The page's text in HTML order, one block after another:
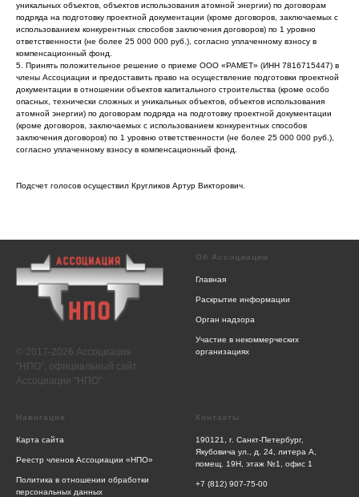
уникальных объектов, объектов использования атомной энергии) по договорам
подряда на подготовку проектной документации (кроме договоров, заключаемых с
использованием конкурентных способов заключения договоров) по 1 уровню
ответственности (не более 25 000 000 руб.), согласно уплаченному взносу в
компенсационный фонд.
5. Принять положительное решение о приеме ООО «РАМЕТ» (ИНН 7816715447) в
члены Ассоциации и предоставить право на осуществление подготовки проектной
документации в отношении объектов капитального строительства (кроме особо
опасных, технически сложных и уникальных объектов, объектов использования
атомной энергии) по договорам подряда на подготовку проектной документации
(кроме договоров, заключаемых с использованием конкурентных способов
заключения договоров) по 1 уровню ответственности (не более 25 000 000 руб.),
согласно уплаченному взносу в компенсационный фонд.
Подсчет голосов осуществил Кругликов Артур Викторович.
© 2017-2026 Ассоциация
"НПО", официальный сайт
Ассоциации "НПО"
Об Ассоциации
Главная
Раскрытие информации
Орган надзора
Участие в некоммерческих
организациях
Навигация
Карта сайта
Реестр членов Ассоциации «НПО»
Политика в отношении обработки
персональных данных
Контакты
190121, г. Санкт-Петербург,
Якубовича ул., д. 24, литера А,
помещ. 19Н, этаж №1, офис 1
+7 (812) 907-75-00